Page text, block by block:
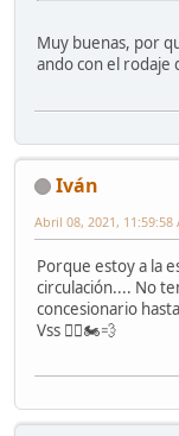
Muy buenas, por
ando con el rodaje
Iván
Abril 08, 2021, 11:59:58
Porque estoy a la
circulación.... No
concesionario
Vss ✌🏻🏍💨